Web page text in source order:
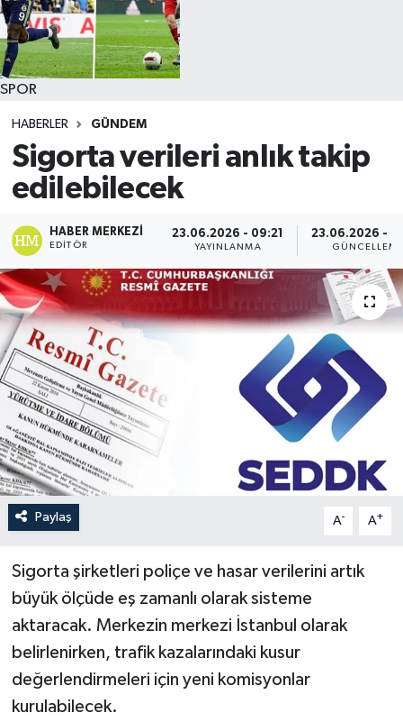
SPOR
HABERLER GÜNDEM
Sigorta verileri anlık takip
edilebilecek
HABER MERKEZI
EDITÖR
23.06.2026 - 09:21
YAYINLANMA
23.06.2026 -
Paylaş A- A+
Sigorta şirketleri poliçe ve hasar verilerini artık
büyük ölçüde eş zamanlı olarak sisteme
aktaracak. Merkezin merkezi İstanbul olarak
belirlenirken, trafik kazalarındaki kusur
değerlendirmeleri için yeni komisyonlar
kurulabilecek.